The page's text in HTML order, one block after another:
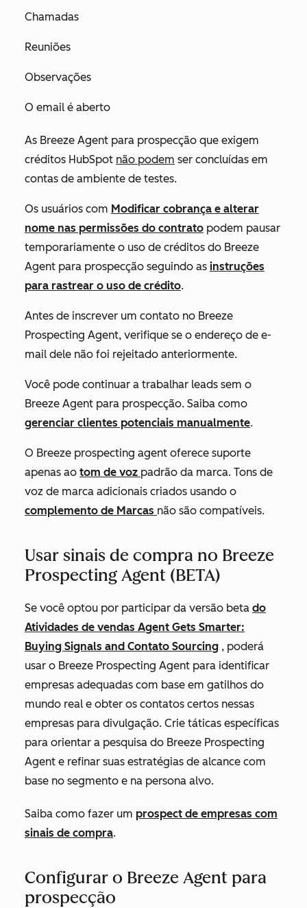
Chamadas
Reuniões
Observações
O email é aberto
As Breeze Agent para prospecção que exigem
créditos HubSpot não podem ser concluídas em
contas de ambiente de testes.
Os usuários com Modificar cobrança e alterar
nome nas permissões do contrato podem pausar
temporariamente o uso de créditos do Breeze
Agent para prospecção seguindo as instruções
para rastrear o uso de crédito.
Antes de inscrever um contato no Breeze
Prospecting Agent, verifique se o endereço de e-
mail dele não foi rejeitado anteriormente.
Você pode continuar a trabalhar leads sem o
Breeze Agent para prospecção. Saiba como
gerenciar clientes potenciais manualmente.
O Breeze prospecting agent oferece suporte
apenas ao tom de voz padrão da marca. Tons de
voz de marca adicionais criados usando o
complemento de Marcas não são compatíveis.
Usar sinais de compra no Breeze
Prospecting Agent (BETA)
Se você optou por participar da versão beta do
Atividades de vendas Agent Gets Smarter:
Buying Signals and Contato Sourcing , poderá
usar o Breeze Prospecting Agent para identificar
empresas adequadas com base em gatilhos do
mundo real e obter os contatos certos nessas
empresas para divulgação. Crie táticas específicas
para orientar a pesquisa do Breeze Prospecting
Agent e refinar suas estratégias de alcance com
base no segmento e na persona alvo.
Saiba como fazer um prospect de empresas com
sinais de compra.
Configurar o Breeze Agent para
prospecção